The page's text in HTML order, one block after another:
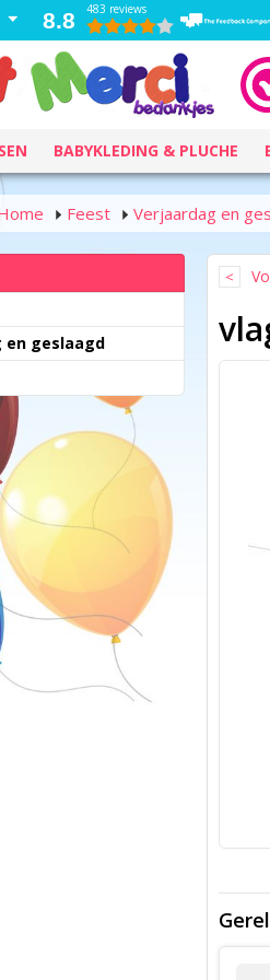
8.8 483 reviews
BABYKLEDING & PLUCHE
Feest Verjaardag en
en geslaagd